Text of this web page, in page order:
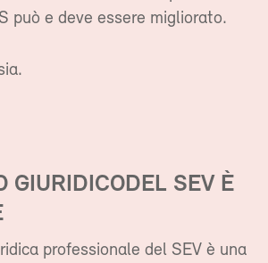
può e deve essere migliorato.
GIURIDICODEL SEV È
professionale del SEV è una